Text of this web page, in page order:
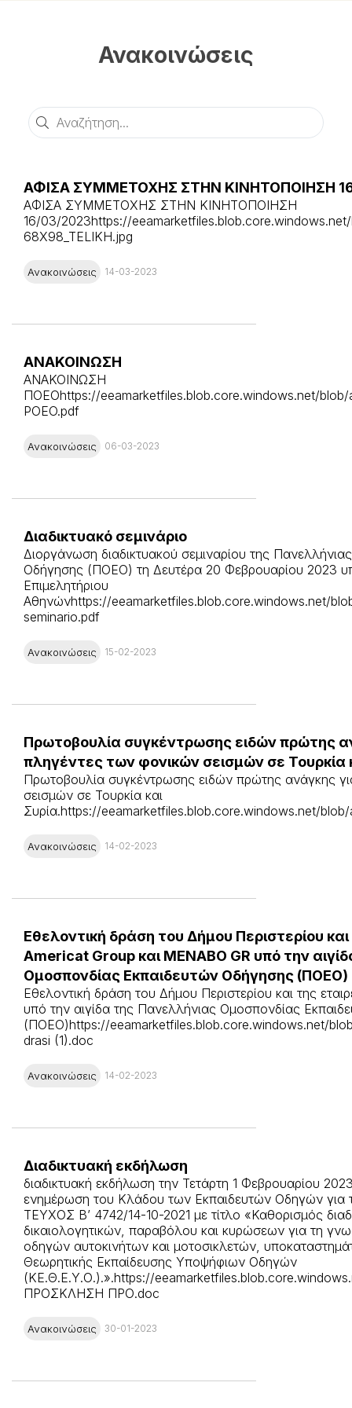
Ανακοινώσεις
Αναζήτηση
ΑΦΙΣΑ ΣΥΜΜΕΤΟΧΗΣ ΣΤΗΝ ΚΙNΗΤΟΠΟΙΗΣΗ
ΑΦΙΣΑ ΣΥΜΜΕΤΟΧΗΣ ΣΤΗΝ ΚΙNΗΤΟΠΟΙΗΣΗ
16/03/2023https://
68X98_TELIKH.jpg
Ανακοινώσεις 14-03-2023
ΑΝΑΚΟΙΝΩΣΗ
ΑΝΑΚΟΙΝΩΣΗ
ΠΟΕΟhttps://eeamarketfiles.blob.core.windows.net/blob/
POEO.pdf
Ανακοινώσεις 06-03-2023
Διαδικτυακό σεμινάριο
Διοργάνωση διαδικτυακού σεμιναρίου της
Οδήγησης (ΠΟΕΟ) τη Δευτέρα 20 Φεβρουαρίου 2023
Επιμελητήριου
Αθηνώνhttps://eeamarketfiles.blob.core.windows.net/
seminario.pdf
Ανακοινώσεις 15-02-2023
Πρωτοβουλία συγκέντρωσης ειδών πρώτης
πληγέντες των φονικών σεισμών σε Τουρκία
Πρωτοβουλία συγκέντρωσης ειδών πρώτης ανάγκης
σεισμών σε Τουρκία και
Συρία.https://eeamarketfiles.blob.core.windows.net/
Ανακοινώσεις 14-02-2023
Εθελοντική δράση του Δήμου Περιστερίου και
Americat Group και MENABO GR υπό την
Ομοσπονδίας Εκπαιδευτών Οδήγησης (ΠΟΕΟ)
Εθελοντική δράση του Δήμου Περιστερίου και της
υπό την αιγίδα της Πανελλήνιας Ομοσπονδίας
(ΠΟΕΟ)https://eeamarketfiles.blob.core.windows.net/
drasi (1).doc
Ανακοινώσεις 14-02-2023
Διαδικτυακή εκδήλωση
διαδικτυακή εκδήλωση την Τετάρτη 1 Φεβρουαρίου
ενημέρωση του Κλάδου των Εκπαιδευτών Οδηγών
ΤΕΥΧΟΣ Β’ 4742/14-10-2021 με τίτλο «Καθορισμός
δικαιολογητικών, παραβόλου και κυρώσεων για τη
οδηγών αυτοκινήτων και μοτοσικλετών,
Θεωρητικής Εκπαίδευσης Υποψήφιων Οδηγών
(ΚΕ.Θ.Ε.Υ.Ο.).».https://
ΠΡΟΣΚΛΗΣΗ ΠΡΟ.doc
Ανακοινώσεις 30-01-2023